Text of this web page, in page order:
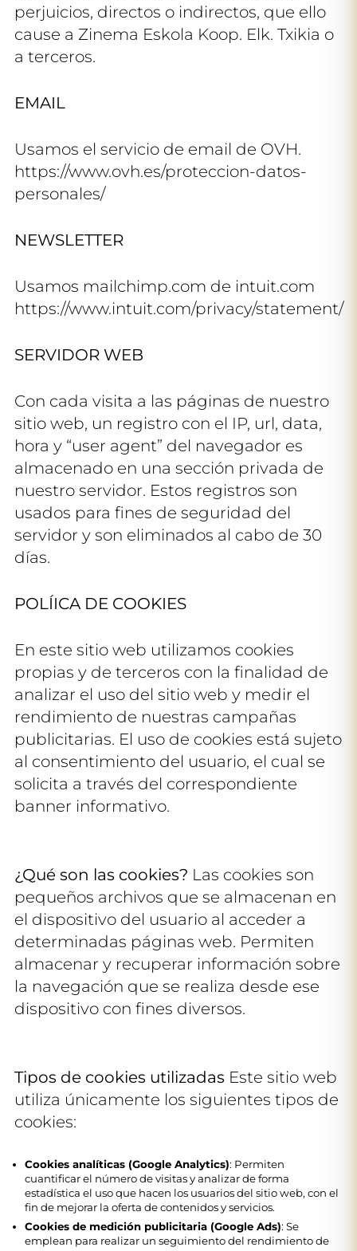
perjuicios, directos o indirectos, que ello
cause a Zinema Eskola Koop. Elk. Txikia o
a terceros.
EMAIL
Usamos el servicio de email de OVH.
https://www.ovh.es/proteccion-datos-
personales/
NEWSLETTER
Usamos mailchimp.com de intuit.com
https://www.intuit.com/privacy/statement/
SERVIDOR WEB
Con cada visita a las páginas de nuestro
sitio web, un registro con el IP, url, data,
hora y “user agent” del navegador es
almacenado en una sección privada de
nuestro servidor. Estos registros son
usados para fines de seguridad del
servidor y son eliminados al cabo de 30
días.
POLÍICA DE COOKIES
En este sitio web utilizamos cookies
propias y de terceros con la finalidad de
analizar el uso del sitio web y medir el
rendimiento de nuestras campañas
publicitarias. El uso de cookies está sujeto
al consentimiento del usuario, el cual se
solicita a través del correspondiente
banner informativo.
¿Qué son las cookies? Las cookies son
pequeños archivos que se almacenan en
el dispositivo del usuario al acceder a
determinadas páginas web. Permiten
almacenar y recuperar información sobre
la navegación que se realiza desde ese
dispositivo con fines diversos.
Tipos de cookies utilizadas Este sitio web
utiliza únicamente los siguientes tipos de
cookies:
Cookies analíticas (Google Analytics): Permiten
cuantificar el número de visitas y analizar de forma
estadística el uso que hacen los usuarios del sitio web, con el
fin de mejorar la oferta de contenidos y servicios.
Cookies de medición publicitaria (Google Ads): Se
emplean para realizar un seguimiento del rendimiento de